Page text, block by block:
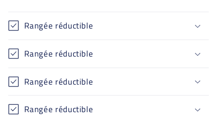
Rangée réductible
Rangée réductible
Rangée réductible
Rangée réductible